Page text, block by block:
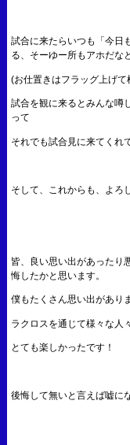
試合に来たらいつも「今日
る、そーゆー所もアホだな
(お仕置きはフラッグ上げ
試合を観に来るとみんな噂
って
それでも試合見に来てくれ
そして、これからも、よろ
皆、良い思い出があったり
悔したかと思います。
僕もたくさん思い出があり
ラクロスを通じて様々な人
とても楽しかったです！
後悔して無いと言えば嘘に